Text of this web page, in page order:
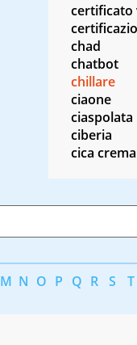
certificato
chad
chatbot
chillare
ciaone
ciaspolata
ciberia
cica crema
M N O P Q R S T